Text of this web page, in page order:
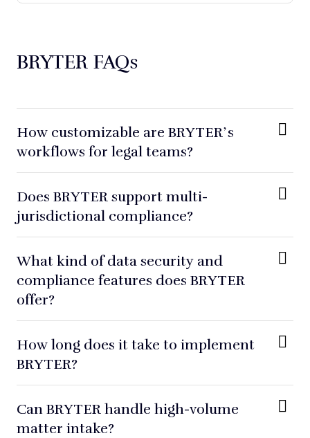
BRYTER FAQs
How customizable are BRYTER’s
workflows for legal teams?
Does BRYTER support multi-
jurisdictional compliance?
What kind of data security and
compliance features does BRYTER
offer?
How long does it take to implement
BRYTER?
Can BRYTER handle high-volume
matter intake?